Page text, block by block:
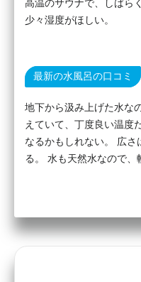
高温のサウナで、しばら
少々湿度がほしい。
最新の水風呂の口コミ
地下から汲み上げた水な
えていて、丁度良い温度
なるかもしれない。 広
る。 水も天然水なので、